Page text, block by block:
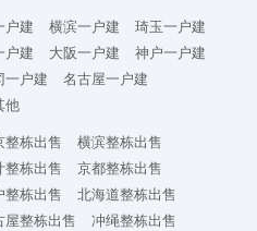
户建 横滨一户建
琦玉一户建
户建 大阪一户建
神户一户建
一户建
名古屋一户建
他
整栋出售
横滨整栋出售
整栋出售
京都整栋出售
整栋出售
北海道整栋出售
屋整栋出售
冲绳整栋出售